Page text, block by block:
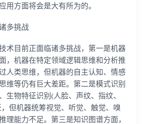
用方面将会是大有所为的。
多挑战
目前正面临诸多挑战，第一是机器
，机器在特定领域逻辑思维和分析推
人类思维，但机器的自主认知、情感
维等仍有巨大差距。第二是模式识别
生物特征识别(人脸、声纹、指纹、
但机器统筹视觉、听觉、触觉、嗅
理能力不足。第三是知识图谱方面，